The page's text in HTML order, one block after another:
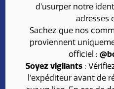
l’équipe
À la recherche d’une
domaine du
d’usurper notre
adresses
Sachez que nos
proviennent
officiel :
Soyez vigilants :
l’expéditeur avant de